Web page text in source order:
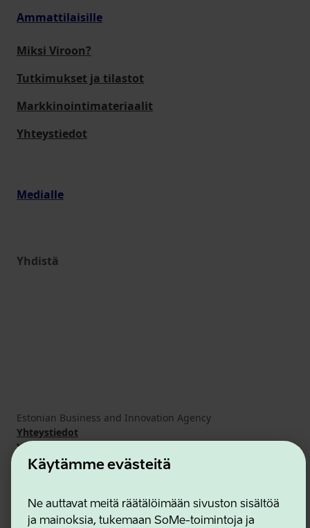
Käytämme evästeitä
Ne auttavat meitä räätälöimään sivuston sisältöä
ja mainoksia, tukemaan SoMe-toimintoja ja
Ammattilaisille
Miksi Viroon?
Tutkimukset ja tilastot
Markkinointimateriaalit
Yhteystiedot
Medialle
Yhdistä
Estonian Business and Innovation Agency
Yhteystiedot
Yhteistyökumppanit
Käyttöehdot
Eväste- ja tietosuojakäytäntö